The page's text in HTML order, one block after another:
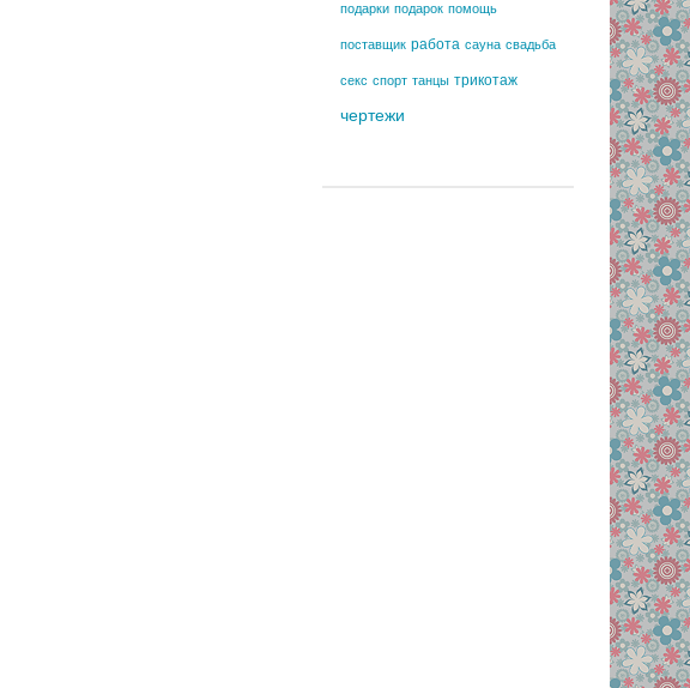
подарки подарок помощь
поставщик работа сауна свадьба
секс спорт танцы трикотаж
чертежи